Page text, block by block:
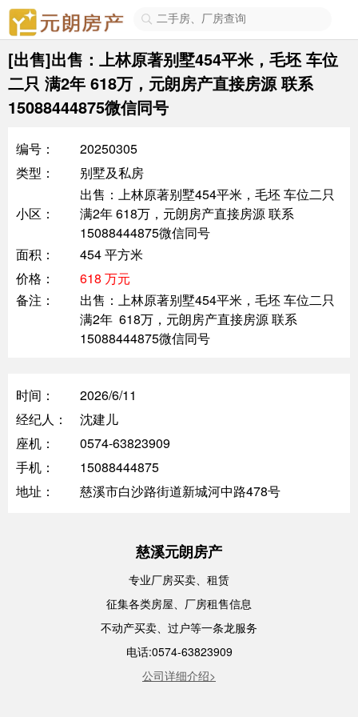

[出售]出售：上林原著别墅454平米，毛坯 车位
二只 满2年 618万，元朗房产直接房源 联系
15088444875微信同号
编号：
20250305
类型：
别墅及私房
小区：
出售：上林原著别墅454平米，毛坯 车位二只
满2年 618万，元朗房产直接房源 联系
15088444875微信同号
面积：
454 平方米
价格：
618 万元
备注：
出售：上林原著别墅454平米，毛坯 车位二只
满2年 618万，元朗房产直接房源 联系
15088444875微信同号
时间：
2026/6/11
经纪人：
沈建儿
座机：
0574-63823909
手机：
15088444875
地址：
慈溪市白沙路街道新城河中路478号
慈溪元朗房产
专业厂房买卖、租赁
征集各类房屋、厂房租售信息
不动产买卖、过户等一条龙服务
电话:0574-63823909
公司详细介绍>